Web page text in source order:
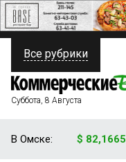
ПОЛИТИКА
ФИНАНСЫ
Все рубрики
Суббота, 8 Августа
В Омске: $ 82,1665